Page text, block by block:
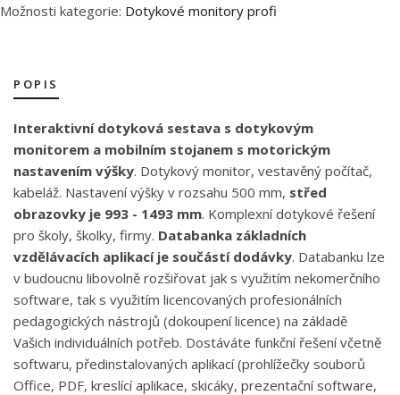
Možnosti kategorie: Dotykové monitory profi
POPIS
Interaktivní dotyková sestava s dotykovým
monitorem a mobilním stojanem s motorickým
nastavením výšky. Dotykový monitor, vestavěný počítač,
kabeláž. Nastavení výšky v rozsahu 500 mm, střed
obrazovky je 993 - 1493 mm. Komplexní dotykové řešení
pro školy, školky, firmy. Databanka základních
vzdělávacích aplikací je součástí dodávky. Databanku lze
v budoucnu libovolně rozšiřovat jak s využitím nekomerčního
software, tak s využitím licencovaných profesionálních
pedagogických nástrojů (dokoupení licence) na základě
Vašich individuálních potřeb. Dostáváte funkční řešení včetně
softwaru, předinstalovaných aplikací (prohlížečky souborů
Office, PDF, kreslící aplikace, skicáky, prezentační software,